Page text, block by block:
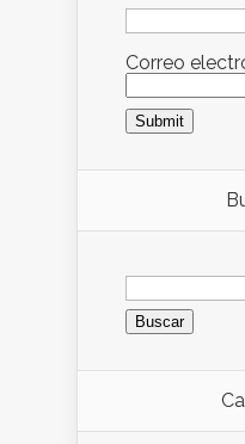
Correo
Buscar: